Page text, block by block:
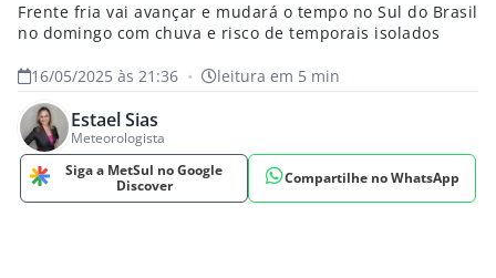
Frente fria vai avançar e mudará o tempo no Sul do Brasil
no domingo com chuva e risco de temporais isolados
16/05/2025 às 21:36 • leitura em 5 min
Estael Sias
Meteorologista
Siga a MetSul no Google
Discover
Compartilhe no WhatsApp